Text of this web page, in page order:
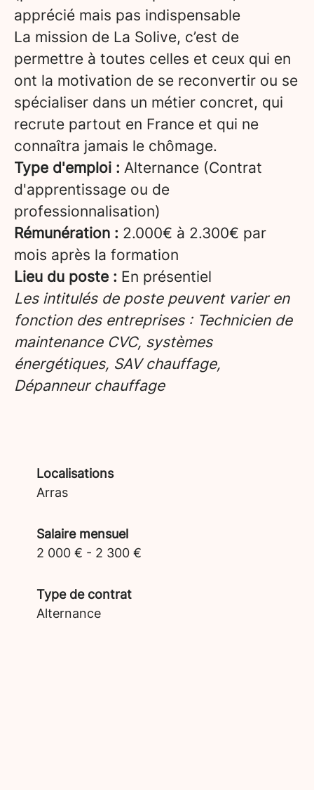
apprécié mais pas indispensable
La mission de La Solive, c’est de
permettre à toutes celles et ceux qui en
ont la motivation de se reconvertir ou se
spécialiser dans un métier concret, qui
recrute partout en France et qui ne
connaîtra jamais le chômage.
Type d'emploi : Alternance (Contrat
d'apprentissage ou de
professionnalisation)
Rémunération : 2.000€ à 2.300€ par
mois après la formation
Lieu du poste : En présentiel
Les intitulés de poste peuvent varier en
fonction des entreprises : Technicien de
maintenance CVC, systèmes
énergétiques, SAV chauffage,
Dépanneur chauffage
Localisations
Arras
Salaire mensuel
2 000 € - 2 300 €
Type de contrat
Alternance